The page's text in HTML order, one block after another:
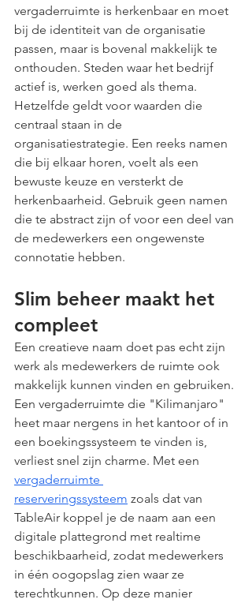
vergaderruimte is herkenbaar en moet
bij de identiteit van de organisatie
passen, maar is bovenal makkelijk te
onthouden. Steden waar het bedrijf
actief is, werken goed als thema.
Hetzelfde geldt voor waarden die
centraal staan in de
organisatiestrategie. Een reeks namen
die bij elkaar horen, voelt als een
bewuste keuze en versterkt de
herkenbaarheid. Gebruik geen namen
die te abstract zijn of voor een deel van
de medewerkers een ongewenste
connotatie hebben.
Slim beheer maakt het
compleet
Een creatieve naam doet pas echt zijn
werk als medewerkers de ruimte ook
makkelijk kunnen vinden en gebruiken.
Een vergaderruimte die "Kilimanjaro"
heet maar nergens in het kantoor of in
een boekingssysteem te vinden is,
verliest snel zijn charme. Met een
vergaderruimte
reserveringssysteem zoals dat van
TableAir koppel je de naam aan een
digitale plattegrond met realtime
beschikbaarheid, zodat medewerkers
in één oogopslag zien waar ze
terechtkunnen. Op deze manier